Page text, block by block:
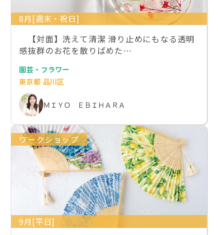
8月[週末・祝日]
【対面】洗えて清潔 滑り止めにもなる透明
感抜群のお花を散りばめた…
園芸・フラワー
東京都 品川区
ＭＩＹＯ ＥＢＩＨＡＲＡ
ワークショップ
9月[平日]